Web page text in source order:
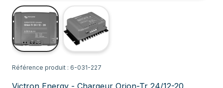
Référence produit : 6-031-227
Victron Energy - Chargeur Orion-Tr 24/12-20